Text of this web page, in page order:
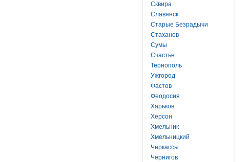
Сквира
Славянск
Старые Безрадычи
Стаханов
Сумы
Счастье
Тернополь
Ужгород
Фастов
Феодосия
Харьков
Херсон
Хмельник
Хмельницкий
Черкассы
Чернигов